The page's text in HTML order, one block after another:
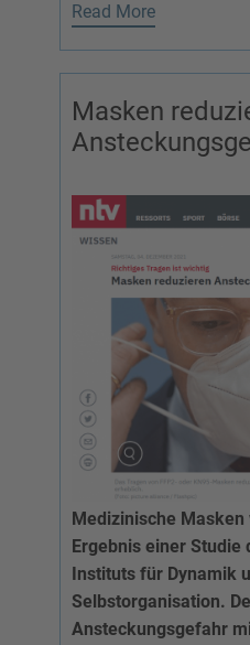
Read More
Masken
Medizinische
Ergebnis einer Studie
Instituts für Dynamik
Selbstorganisation.
Ansteckungsgefahr